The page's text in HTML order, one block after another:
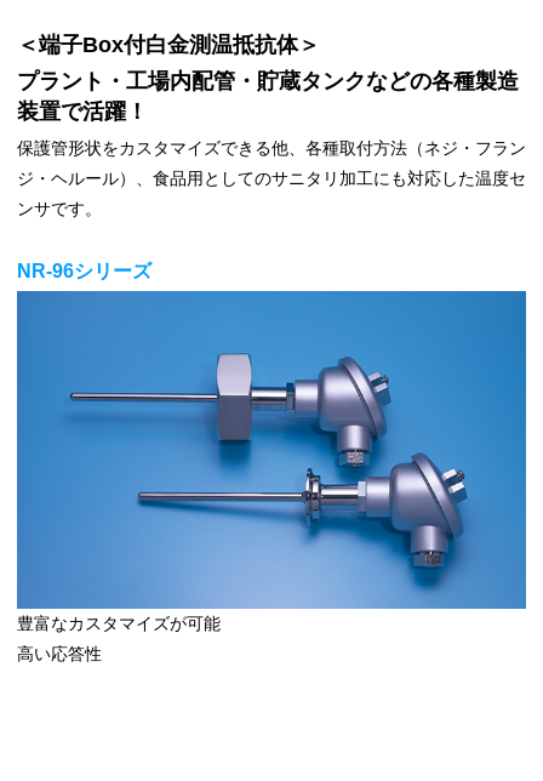
＜端子Box付白金測温抵抗体＞
プラント・工場内配管・貯蔵タンクなどの各種製造
装置で活躍！
保護管形状をカスタマイズできる他、各種取付方法（ネジ・フラン
ジ・ヘルール）、食品用としてのサニタリ加工にも対応した温度セ
ンサです。
NR-96シリーズ
豊富なカスタマイズが可能
高い応答性